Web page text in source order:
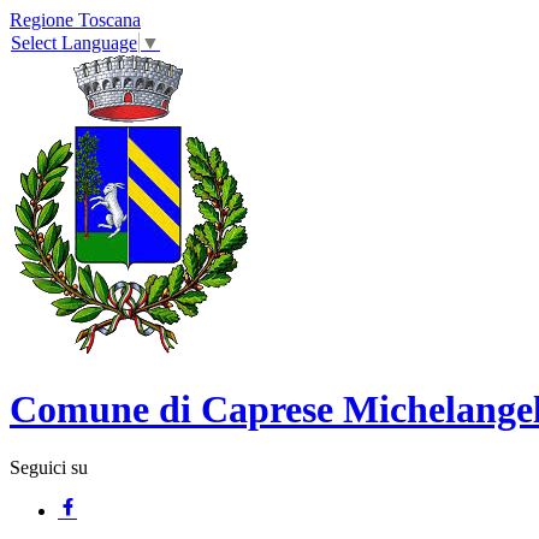
Regione Toscana
Select Language ▼
Comune di Caprese
Seguici su